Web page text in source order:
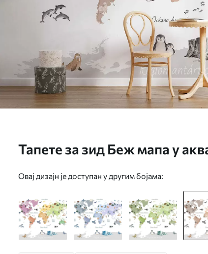
Тапете за зид Беж мапа у
c00009esv3
Овај дизајн је доступан у другим бојама: